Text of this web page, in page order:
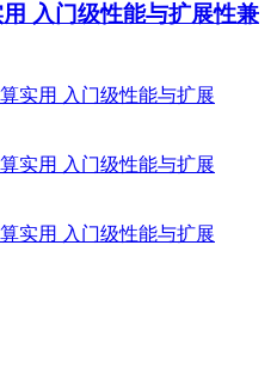
入门级性能与扩展性兼